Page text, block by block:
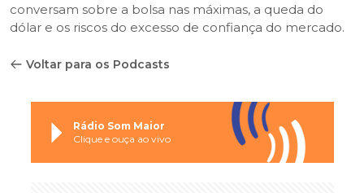
conversam sobre a bolsa nas máximas, a queda do
dólar e os riscos do excesso de confiança do mercado.
Voltar para os Podcasts
Rádio Som Maior
Clique e ouça ao vivo